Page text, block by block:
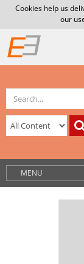
Cookies help us
our
MENU